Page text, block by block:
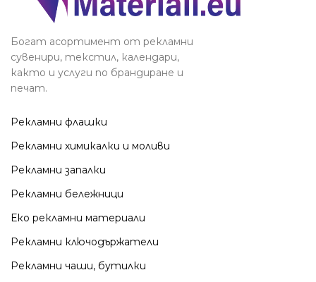
Богат асортимент от рекламни
сувенири, текстил, календари,
както и услуги по брандиране и
печат.
Рекламни флашки
Рекламни химикалки и моливи
Рекламни запалки
Рекламни бележници
Еко рекламни материали
Рекламни ключодържатели
Рекламни чаши, бутилки